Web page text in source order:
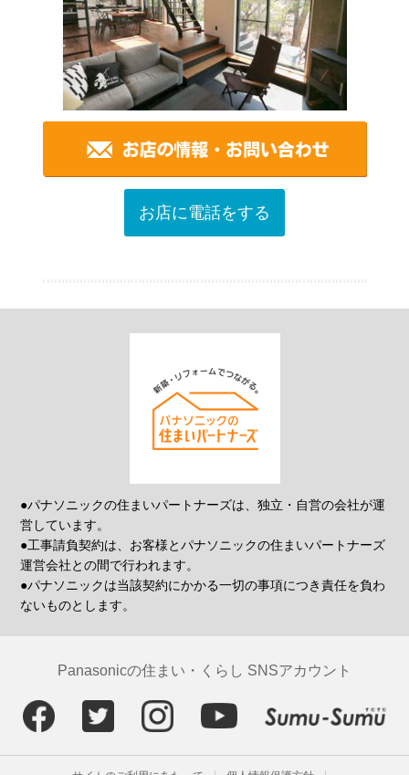
お店に電話をする
●パナソニックの住まいパートナーズは、独立・自営の会社が運
営しています。
●工事請負契約は、お客様とパナソニックの住まいパートナーズ
運営会社との間で行われます。
●パナソニックは当該契約にかかる一切の事項につき責任を負わ
ないものとします。
Panasonicの住まい・くらし SNSアカウント